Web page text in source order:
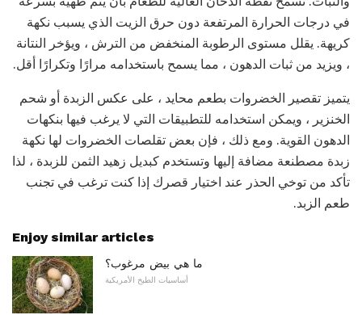
في درجات الحرارة المرتفعة دون حرق الزيت الذي يسبب نكهة
كريهة. يقلل مستوى الرطوبة المنخفض من الترش ، ويؤخر النتانة
، ويزيد من ثبات الدهون ، مما يسمح باستخدامه مرارًا وتكرارًا أقل.
يتميز تقصير الخضروات بطعم محايد ، على عكس الزبدة أو شحم
الخنزير ، ويمكن استخدامه للتطبيقات التي لا يرغب فيها بنكهات
الدهون القوية. ومع ذلك ، فإن بعض تقلصات الخضروات لها نكهة
زبدة مصطنعة مضافة إليها وتستخدم كبديل زهيد الثمن للزبدة ، لذا
تأكد من توخي الحذر عند اختيار قصرك إذا كنت ترغب في تجنب
طعم الزبد.
Enjoy similar articles
ما هي بيض مرغوب؟
أساسيات الطبخ الأمريكية